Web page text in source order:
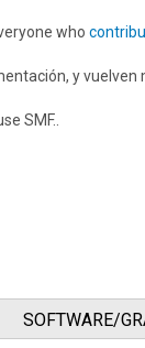
who
y vuelven
SMF..
SOFTWARE/